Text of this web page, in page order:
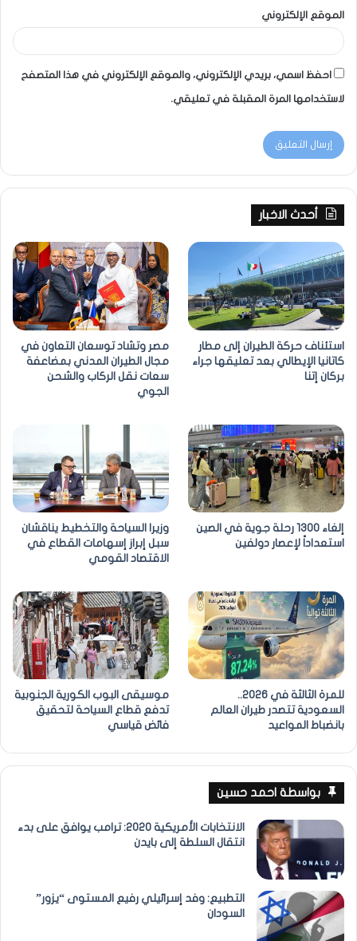
الموقع الإلكتروني
احفظ اسمي، بريدي الإلكتروني، والموقع الإلكتروني في هذا المتصفح
لاستخدامها المرة المقبلة في تعليقي.
أحدث الاخبار
استئناف حركة الطيران إلى مطار
كاتانيا الإيطالي بعد تعليقها جراء
بركان إتنا
مصر وتشاد توسعان التعاون في
مجال الطيران المدني بمضاعفة
سعات نقل الركاب والشحن
الجوي
إلغاء 1300 رحلة جوية في الصين
استعداداً لإعصار دولفين
وزيرا السياحة والتخطيط يناقشان
سبل إبراز إسهامات القطاع في
الاقتصاد القومي
للمرة الثالثة في 2026..
السعودية تتصدر طيران العالم
بانضباط المواعيد
موسيقى البوب الكورية الجنوبية
تدفع قطاع السياحة لتحقيق
فائض قياسي
بواسطة احمد حسين
الانتخابات الأمريكية 2020: ترامب يوافق على بدء
انتقال السلطة إلى بايدن
التطبيع: وفد إسرائيلي رفيع المستوى “يزور”
السودان